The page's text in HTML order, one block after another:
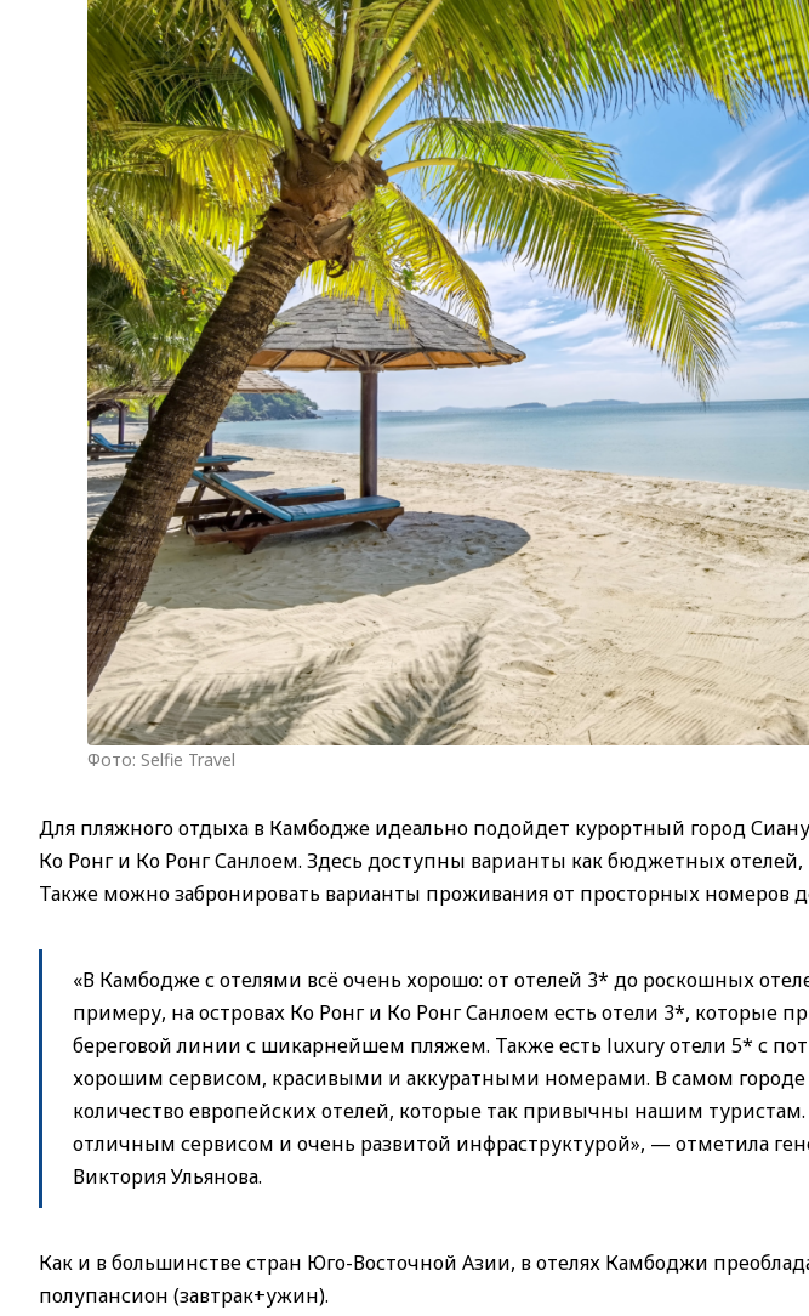
Фото: Selfie Travel
Для пляжного отдыха в Камбодже идеально подойдет курортный город
Ко Ронг и Ко Ронг Санлоем. Здесь доступны варианты как бюджетных отелей,
Также можно забронировать варианты проживания от просторных номеров
«В Камбодже с отелями всё очень хорошо: от отелей 3* до роскошных
примеру, на островах Ко Ронг и Ко Ронг Санлоем есть отели 3*, которые
береговой линии с шикарнейшем пляжем. Также есть luxury отели 5* с
хорошим сервисом, красивыми и аккуратными номерами. В самом городе
количество европейских отелей, которые так привычны нашим
отличным сервисом и очень развитой инфраструктурой», — отметила
Виктория Ульянова.
Как и в большинстве стран Юго-Восточной Азии, в отелях Камбоджи
полупансион (завтрак+ужин).